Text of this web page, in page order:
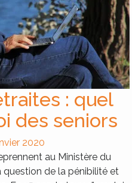
: quel
des seniors
2020
au Ministère du
question de la pénibilité et